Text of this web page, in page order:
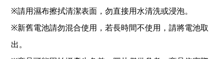
※請用濕布擦拭清潔表面，勿直接用水清洗或浸泡。
※新舊電池請勿混合使用，若長時間不使用，請將電池取
出。